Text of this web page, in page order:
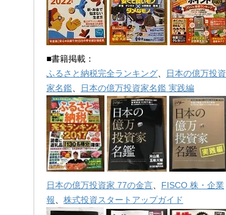
■書籍掲載：
ふるさと納税完全ランキング、
日本の億万投資
家名鑑、 日本の億万投資家名鑑 実践編
日本の億万投資家 77の金言、 FISCO 株・企業
報、 株式投資スタートアップガイド